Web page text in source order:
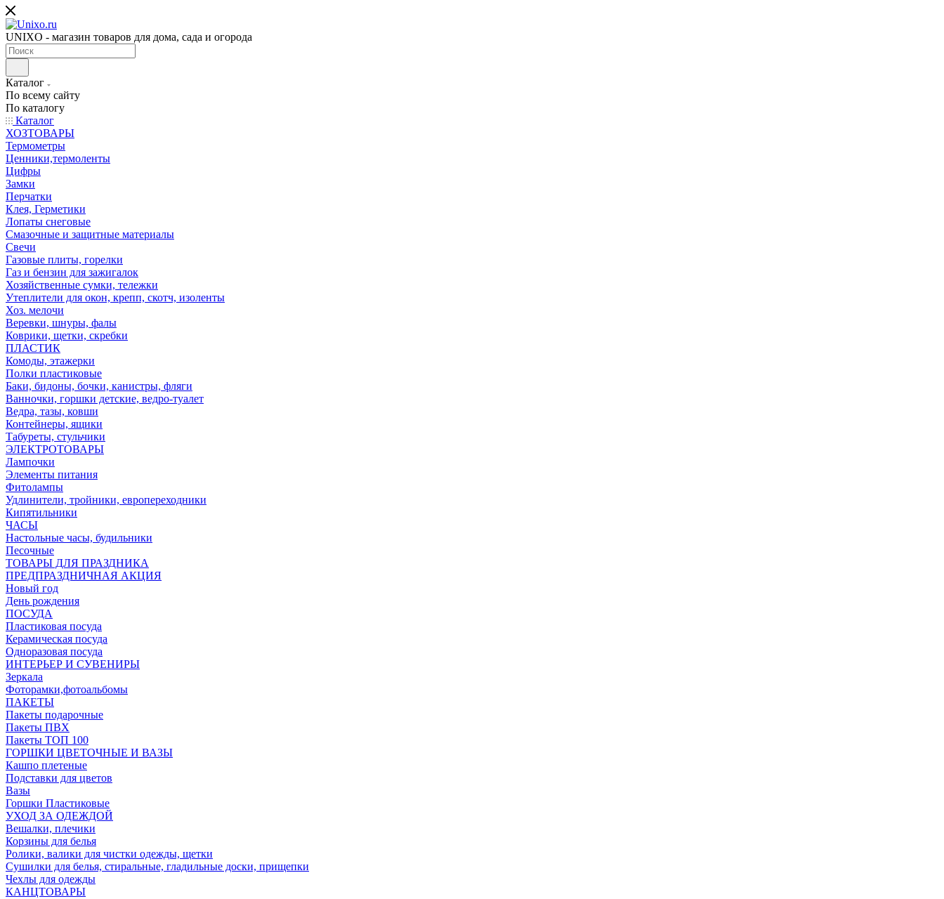
UNIXO - магазин товаров для дома, сада и огорода
Каталог
По всему сайту
По каталогу
Каталог
ХОЗТОВАРЫ
Термометры
Ценники,термоленты
Цифры
Замки
Перчатки
Клея, Герметики
Лопаты снеговые
Смазочные и защитные материалы
Свечи
Газовые плиты, горелки
Газ и бензин для зажигалок
Хозяйственные сумки, тележки
Утеплители для окон, крепп, скотч, изоленты
Хоз. мелочи
Веревки, шнуры, фалы
Коврики, щетки, скребки
ПЛАСТИК
Комоды, этажерки
Полки пластиковые
Баки, бидоны, бочки, канистры, фляги
Ванночки, горшки детские, ведро-туалет
Ведра, тазы, ковши
Контейнеры, ящики
Табуреты, стульчики
ЭЛЕКТРОТОВАРЫ
Лампочки
Элементы питания
Фитолампы
Удлинители, тройники, европереходники
Кипятильники
ЧАСЫ
Настольные часы, будильники
Песочные
ТОВАРЫ ДЛЯ ПРАЗДНИКА
ПРЕДПРАЗДНИЧНАЯ АКЦИЯ
Новый год
День рождения
ПОСУДА
Пластиковая посуда
Керамическая посуда
Одноразовая посуда
ИНТЕРЬЕР И СУВЕНИРЫ
Зеркала
Фоторамки,фотоальбомы
ПАКЕТЫ
Пакеты подарочные
Пакеты ПВХ
Пакеты ТОП 100
ГОРШКИ ЦВЕТОЧНЫЕ И ВАЗЫ
Кашпо плетеные
Подставки для цветов
Вазы
Горшки Пластиковые
УХОД ЗА ОДЕЖДОЙ
Вешалки, плечики
Корзины для белья
Ролики, валики для чистки одежды, щетки
Сушилки для белья, стиральные, гладильные доски, прищепки
Чехлы для одежды
КАНЦТОВАРЫ